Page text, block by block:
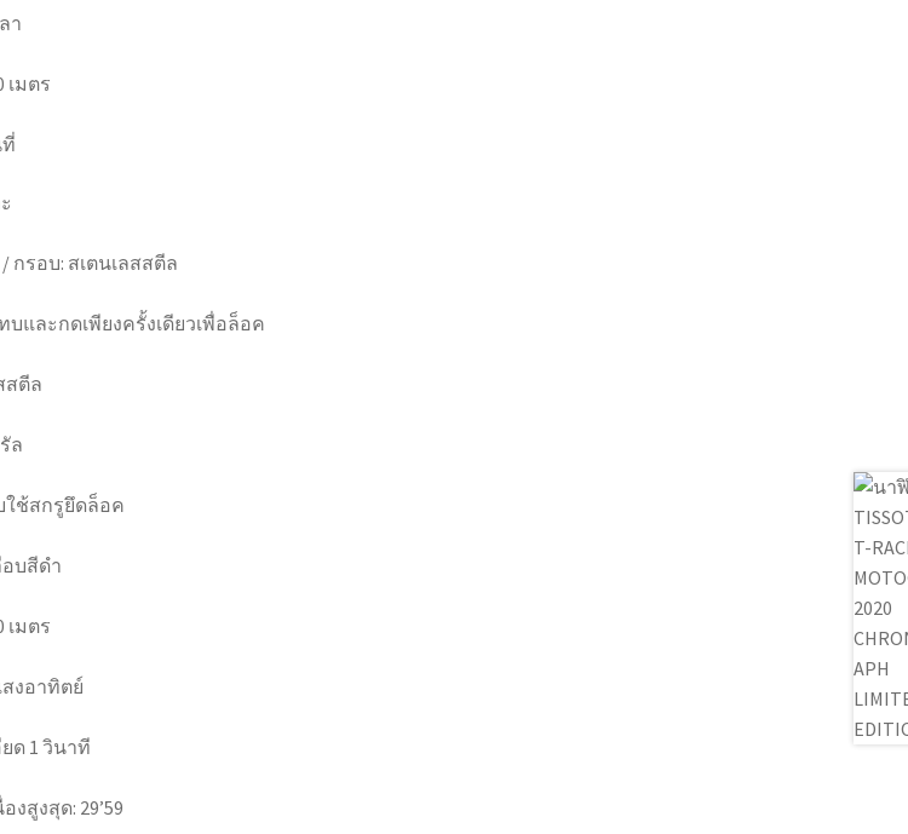
า
เมตร
กรอบ: สเตนเลสสตีล
และกดเพียงครั้งเดียวเพื่อล็อค
สตีล
ล
ช้สกรูยึดล็อค
บสีดำ
เมตร
งอาทิตย์
ด 1 วินาที
งสูงสุด: 29’59